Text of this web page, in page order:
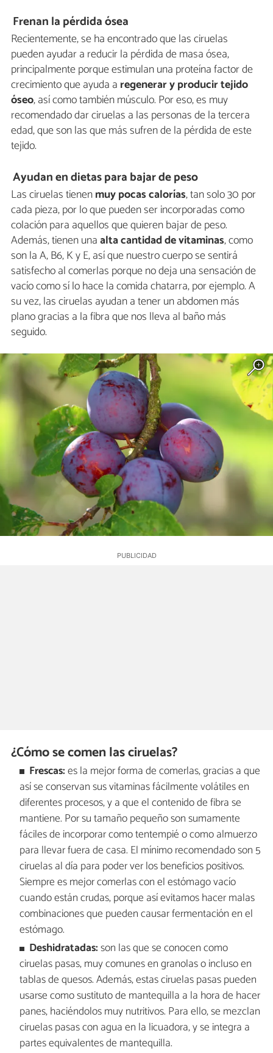
Frenan la pérdida ósea
Recientemente, se ha encontrado que las ciruelas
pueden ayudar a reducir la pérdida de masa ósea,
principalmente porque estimulan una proteína factor de
crecimiento que ayuda a regenerar y producir tejido
óseo, así como también músculo. Por eso, es muy
recomendado dar ciruelas a las personas de la tercera
edad, que son las que más sufren de la pérdida de este
tejido.
Ayudan en dietas para bajar de peso
Las ciruelas tienenmuy pocas calorías, tan solo 30 por
cada pieza, por lo que pueden ser incorporadas como
colación para aquellos que quieren bajar de peso.
Además, tienen unaalta cantidad de vitaminas, como
son la A, B6, K y E, así que nuestro cuerpo se sentirá
satisfecho al comerlas porque no deja una sensación de
vacío como sí lo hace la comida chatarra, por ejemplo. A
su vez, las ciruelas ayudan a tener un abdomen más
plano gracias a la fibra que nos lleva al baño más
seguido.
¿Cómo se comen las ciruelas?
Frescas:es la mejor forma de comerlas, gracias a que
así se conservan sus vitaminas fácilmente volátiles en
diferentes procesos, y a que el contenido de fibra se
mantiene. Por su tamaño pequeño son sumamente
fáciles de incorporar como tentempié o como almuerzo
para llevar fuera de casa. El mínimo recomendado son 5
ciruelas al día para poder ver los beneficios positivos.
Siempre es mejor comerlas con el estómago vacío
cuando están crudas, porque así evitamos hacer malas
combinaciones que pueden causar fermentación en el
estómago.
Deshidratadas:son las que se conocen como
ciruelas pasas, muy comunes en granolas o incluso en
tablas de quesos. Además, estas ciruelas pasas pueden
usarse como sustituto de mantequilla a la hora de hacer
panes, haciéndolos muy nutritivos. Para ello, se mezclan
ciruelas pasas con agua en la licuadora, y se integra a
partes equivalentes de mantequilla.